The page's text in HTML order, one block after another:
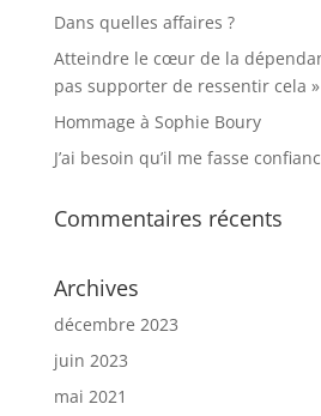
Dans quelles affaires ?
Atteindre le cœur de la
pas supporter de ressentir cela »
Hommage à Sophie Boury
J’ai besoin qu’il me fasse
Commentaires récents
Archives
décembre 2023
juin 2023
mai 2021